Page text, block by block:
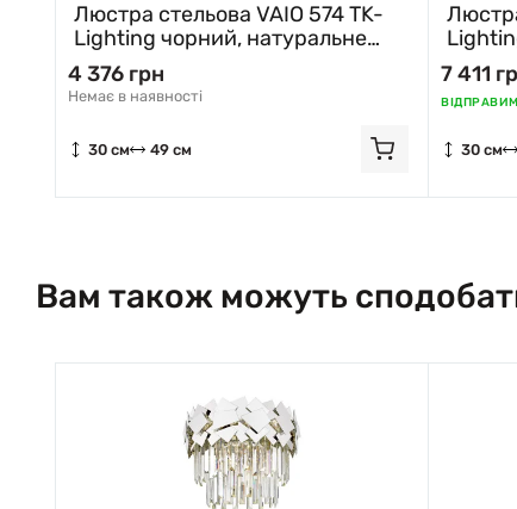
Люстра стельова VAIO 574 TK-
Lighting чорний, натуральне
дерево
4 376 грн
Немає в наявності
30 см 49 см
дерево
7 411
30 см
Вам також можуть